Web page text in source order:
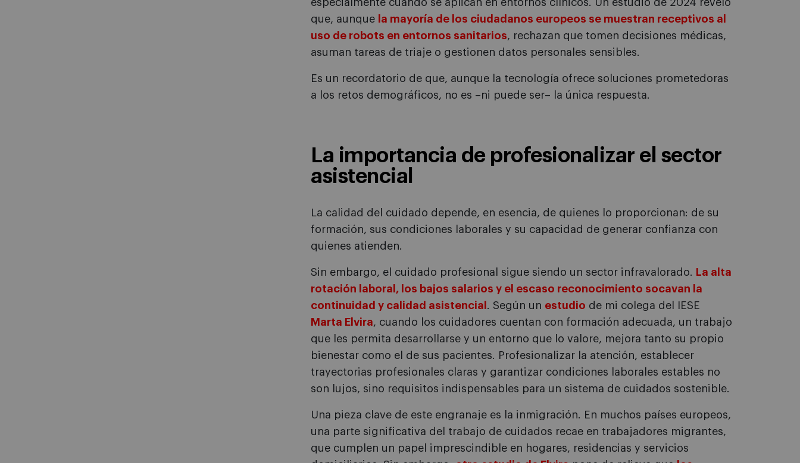
especialmente cuando se aplican en entornos clínicos. Un estudio de 2024 reveló
que, aunque
la mayoría de los ciudadanos europeos se muestran receptivos al
uso de robots en entornos sanitarios, rechazan que tomen decisiones médicas,
asuman tareas de triaje o gestionen datos personales sensibles.
Es un recordatorio de que, aunque la tecnología ofrece soluciones prometedoras
a los retos demográficos, no es –ni puede ser– la única respuesta.
La importancia de profesionalizar el sector
asistencial
La calidad del cuidado depende, en esencia, de quienes lo proporcionan: de su
formación, sus condiciones laborales y su capacidad de generar confianza con
quienes atienden.
Sin embargo, el cuidado profesional sigue siendo un sector infravalorado. La alta
rotación laboral, los bajos salarios y el escaso reconocimiento socavan la
continuidad y calidad asistencial . Según un estudio de mi colega del IESE
Marta Elvira, cuando los cuidadores cuentan con formación adecuada, un trabajo
que les permita desarrollarse y un entorno que lo valore, mejora tanto su propio
bienestar como el de sus pacientes. Profesionalizar la atención, establecer
trayectorias profesionales claras y garantizar condiciones laborales estables no
son lujos, sino requisitos indispensables para un sistema de cuidados sostenible.
Una pieza clave de este engranaje es la inmigración. En muchos países europeos,
una parte significativa del trabajo de cuidados recae en trabajadores migrantes,
que cumplen un papel imprescindible en hogares, residencias y servicios